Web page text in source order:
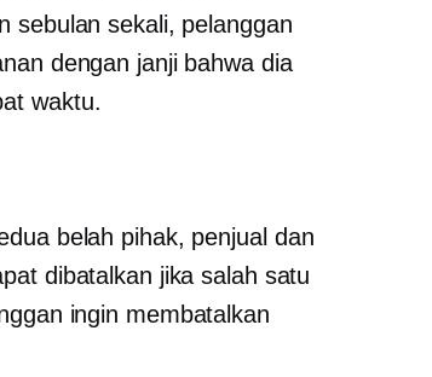
sebulan sekali, pelanggan
dengan janji bahwa dia
waktu.
belah pihak, penjual dan
dibatalkan jika salah satu
ingin membatalkan